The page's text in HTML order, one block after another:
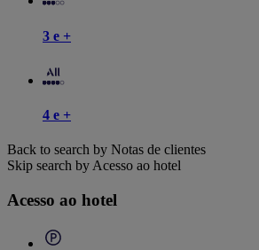
3 e +
4 e +
Back to search by Notas de clientes
Skip search by Acesso ao hotel
Acesso ao hotel